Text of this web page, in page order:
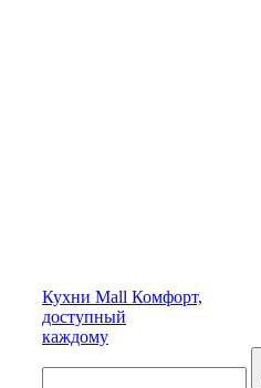
Кухни Mall Комфорт,
доступный
каждому